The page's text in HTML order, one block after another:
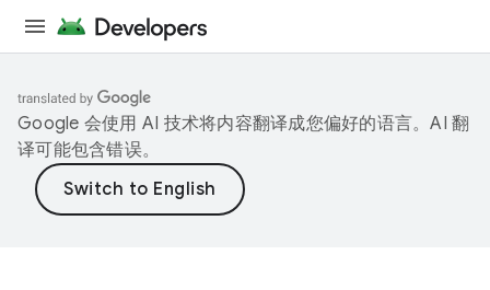
Google 会使用 AI 技术将内容翻译成您偏好的语言。AI 翻
译可能包含错误。